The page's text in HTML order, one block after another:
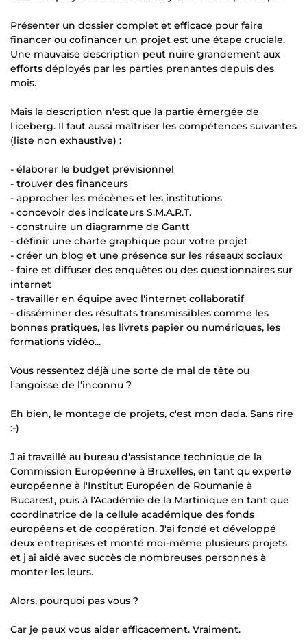
Présenter un dossier complet et efficace pour faire
financer ou cofinancer un projet est une étape cruciale.
Une mauvaise description peut nuire grandement aux
efforts déployés par les parties prenantes depuis des
mois.
Mais la description n'est que la partie émergée de
l'iceberg. Il faut aussi maîtriser les compétences suivantes
(liste non exhaustive) :
- élaborer le budget prévisionnel
- trouver des financeurs
- approcher les mécènes et les institutions
- concevoir des indicateurs S.M.A.R.T.
- construire un diagramme de Gantt
- définir une charte graphique pour votre projet
- créer un blog et une présence sur les réseaux sociaux
- faire et diffuser des enquêtes ou des questionnaires sur
internet
- travailler en équipe avec l'internet collaboratif
- disséminer des résultats transmissibles comme les
bonnes pratiques, les livrets papier ou numériques, les
formations vidéo...
Vous ressentez déjà une sorte de mal de tête ou
l'angoisse de l'inconnu ?
Eh bien, le montage de projets, c'est mon dada. Sans rire
:-)
J'ai travaillé au bureau d'assistance technique de la
Commission Européenne à Bruxelles, en tant qu'experte
européenne à l'Institut Européen de Roumanie à
Bucarest, puis à l'Académie de la Martinique en tant que
coordinatrice de la cellule académique des fonds
européens et de coopération. J'ai fondé et développé
deux entreprises et monté moi-même plusieurs projets
et j'ai aidé avec succès de nombreuses personnes à
monter les leurs.
Alors, pourquoi pas vous ?
Car je peux vous aider efficacement. Vraiment.